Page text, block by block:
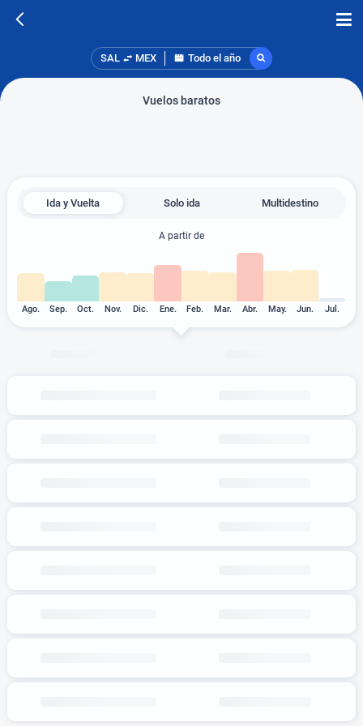
SAL MEX Todo el año
Vuelos baratos
Ida y Vuelta Solo ida Multidestino
A partir de
Ago. Sep. Oct. Nov. Dic. Ene. Feb. Mar. Abr. May. Jun. Jul.